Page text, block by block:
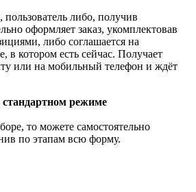
пользователь либо, получив
оформляет заказ, укомплектовав
либо соглашается на
в котором есть сейчас. Получает
или на мобильный телефон и ждёт
режиме
то можете самостоятельно
по этапам всю форму.